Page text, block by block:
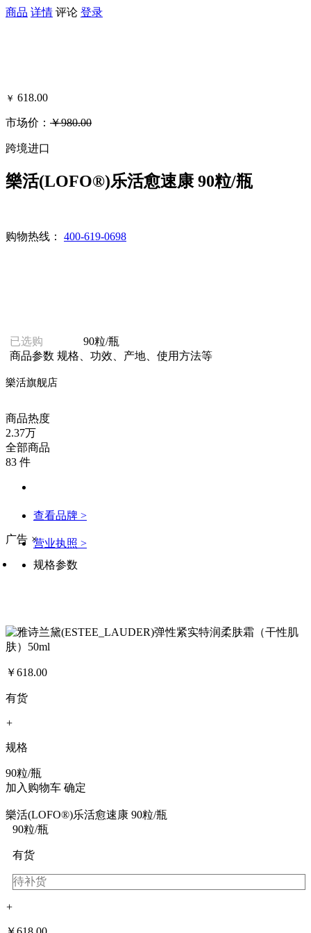
商品 详情 评论 登录
￥ 618.00
市场价： ￥980.00
跨境进口
樂活(LOFO®)乐活愈速康 90粒/瓶
购物热线： 400-619-0698
已选购
90粒/瓶
商品参数 规格、功效、产地、使用方法等
樂活旗舰店
商品热度
2.37万
全部商品
83 件
查看品牌 >
营业执照 >
广告 ×
规格参数
￥618.00
有货
+
规格
90粒/瓶
加入购物车 确定
樂活(LOFO®)乐活愈速康 90粒/瓶
90粒/瓶
有货
待补货
+